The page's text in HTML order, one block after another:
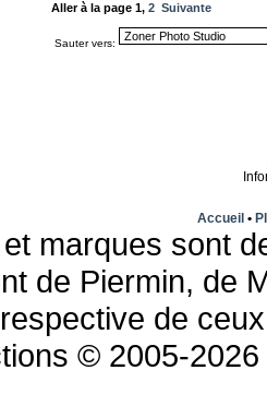
Aller à la page 1, 2 Suivante
Sauter vers:
Accueil •
marques sont
de Piermin, de
de
© 2005-